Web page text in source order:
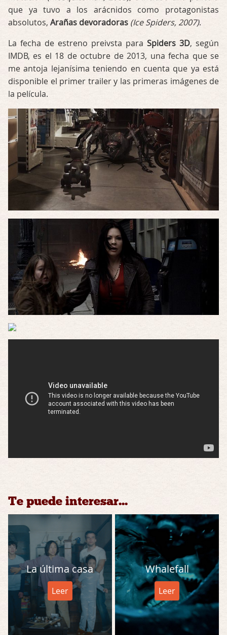
que ya tuvo a los arácnidos como protagonistas
absolutos, Arañas devoradoras (Ice Spiders, 2007).
La fecha de estreno preivsta para Spiders 3D, según
IMDB, es el 18 de octubre de 2013, una fecha que se
me antoja lejanísima teniendo en cuenta que ya está
disponible el primer trailer y las primeras imágenes de
la película.
Te puede interesar...
La última casa
Leer
Whalefall
Leer